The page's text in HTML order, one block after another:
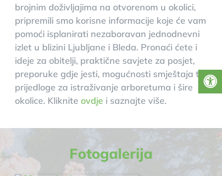
brojnim doživljajima na otvorenom u okolici,
pripremili smo korisne informacije koje će vam
pomoći isplanirati nezaboravan jednodnevni
izlet u blizini Ljubljane i Bleda. Pronaći ćete i
ideje za obitelji, praktične savjete za posjet,
preporuke gdje jesti, mogućnosti smještaja te
prijedloge za istraživanje arboretuma i šire
okolice. Kliknite ovdje i saznajte više.
Fotogalerija